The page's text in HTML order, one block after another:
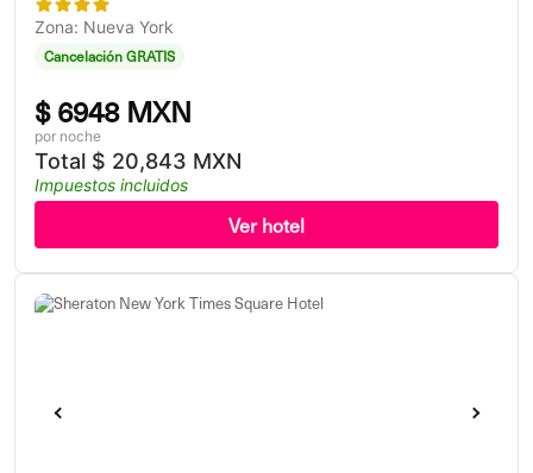
Zona: Nueva York
Cancelación GRATIS
$6948 MXN
por noche
Total $ 20,843 MXN
Impuestos incluidos
Ver hotel